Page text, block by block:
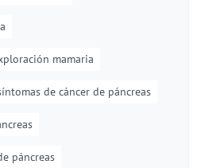
mamaria
de cáncer de páncreas
páncreas